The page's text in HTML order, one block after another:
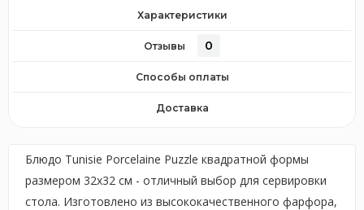
Характеристики
Отзывы 0
Способы оплаты
Доставка
Блюдо Tunisie Porcelaine Puzzle квадратной формы
размером 32х32 см - отличный выбор для сервировки
стола. Изготовлено из высококачественного фарфора,